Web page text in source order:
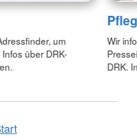
um
über DRK-
Wir
DRK.